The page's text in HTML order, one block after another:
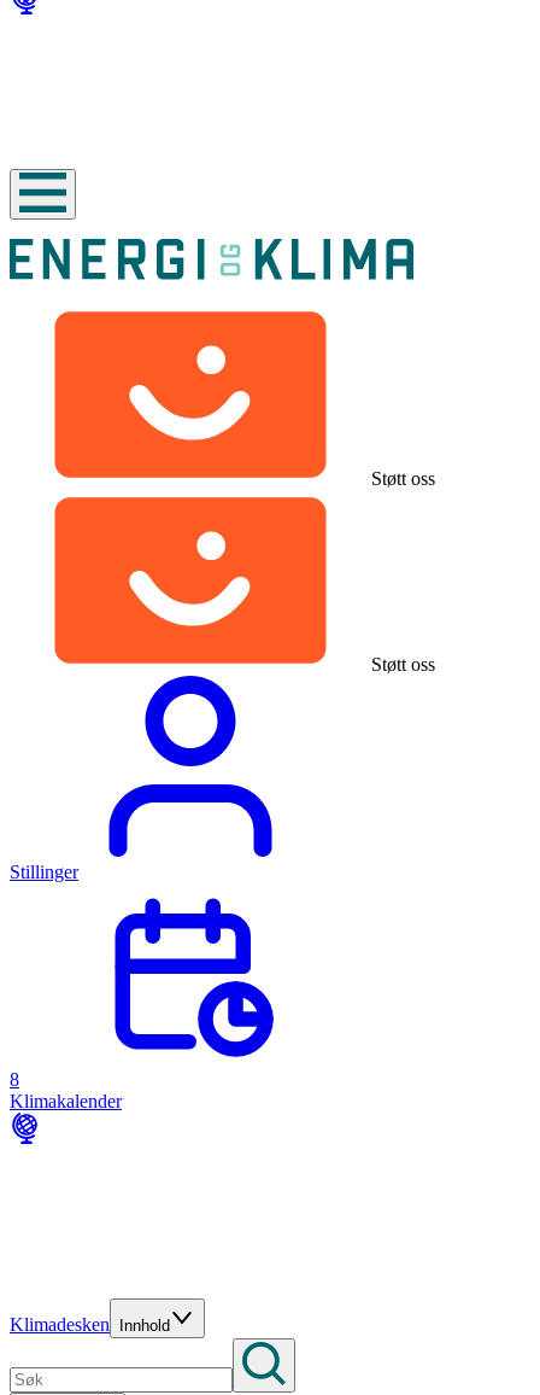
Støtt oss
Støtt oss
Stillinger
8
Klimakalender
Klimadesken Innhold